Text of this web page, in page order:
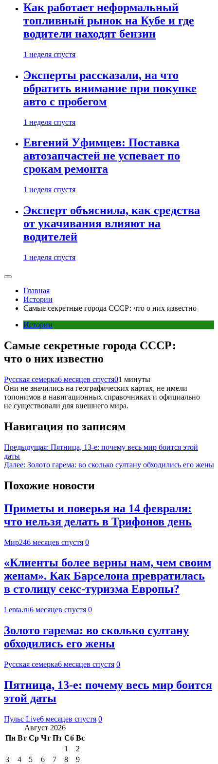
Как работает неформальный
топливный рынок на Кубе и где
водители находят бензин
1 неделя спустя
Эксперты рассказали, на что
обратить внимание при покупке
авто с пробегом
1 неделя спустя
Евгений Уфимцев: Поставка
автозапчастей не успевает по
срокам ремонта
1 неделя спустя
Эксперт объяснила, как средства
от укачивания влияют на
водителей
1 неделя спустя
Главная
Истории
Самые секретные города СССР: что о них известно
Истории
Самые секретные города СССР:
что о них известно
Русская семерка6 месяцев спустя01 минуты
Они не значились на географических картах, не имели
топонимов в навигационных справочниках и официально
не существовали для внешнего мира.
Навигация по записям
Предыдущая: Пятница, 13-е: почему весь мир боится этой
даты
Далее: Золото гарема: во сколько султану обходились его жены
Похожие новости
Приметы и поверья на 14 февраля:
что нельзя делать в Трифонов день
Мир246 месяцев спустя 0
«Клиенты более верны нам, чем своим
женам». Как Барселона превратилась
в столицу секс-туризма Европы?
Lenta.ru6 месяцев спустя 0
Золото гарема: во сколько султану
обходились его жены
Русская семерка6 месяцев спустя 0
Пятница, 13-е: почему весь мир боится
этой даты
Пульс Live6 месяцев спустя 0
Август 2026
Пн Вт Ср Чт Пт Сб Вс
1
2
3
4 5 6 7 8
9